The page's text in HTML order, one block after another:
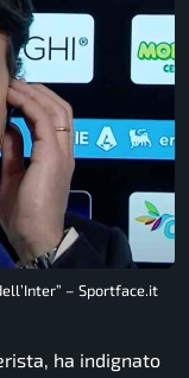
– Sportface.it
ha indignato